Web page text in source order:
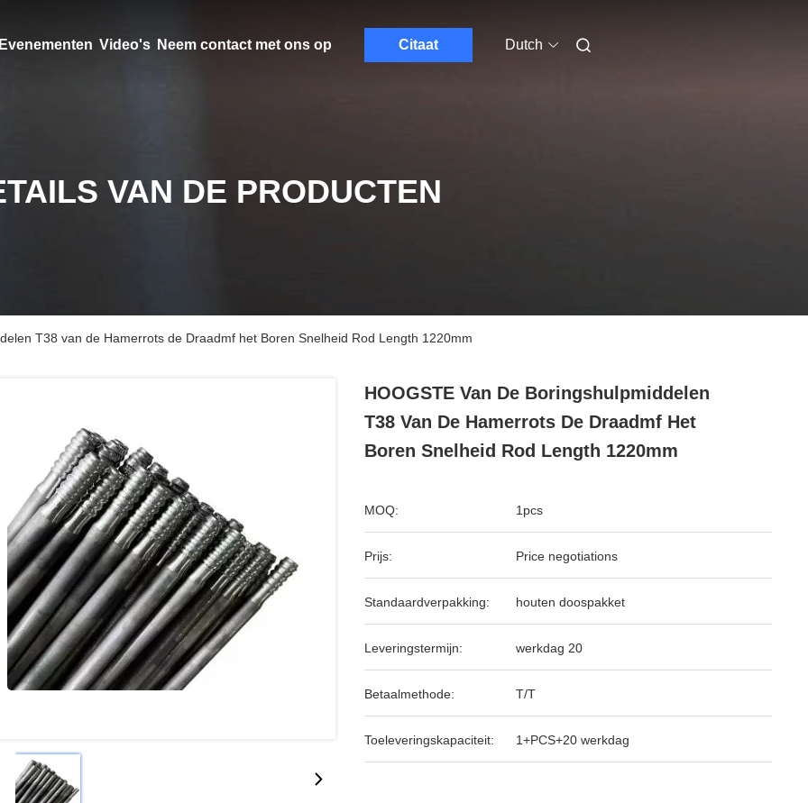
Evenementen Video's Neem contact met ons op Citaat Dutch
VAN DE PRODUCTEN
T38 van de Hamerrots de Draadmf het Boren Snelheid Rod Length 1220mm
HOOGSTE Van De Boringshulpmiddelen
T38 Van De Hamerrots De Draadmf Het
Boren Snelheid Rod Length 1220mm
MOQ: 1pcs
Prijs: Price negotiations
Standaardverpakking: houten doospakket
Leveringstermijn: werkdag 20
Betaalmethode: T/T
Toeleveringskapaciteit: 1+PCS+20 werkdag